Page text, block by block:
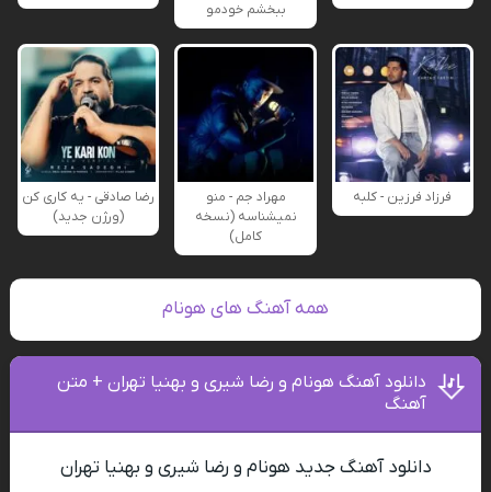
ببخشم خودمو
فرزاد فرزین - کلبه
مهراد جم - منو
نمیشناسه (نسخه
کامل)
رضا صادقی - یه کاری کن
(ورژن جدید)
همه آهنگ های هونام
دانلود آهنگ هونام و رضا شیری و بهنیا تهران + متن
آهنگ
دانلود آهنگ جدید هونام و رضا شیری و بهنیا تهران